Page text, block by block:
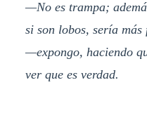
—No es trampa;
si son lobos, sería
—expongo, haciendo
ver que es verdad.